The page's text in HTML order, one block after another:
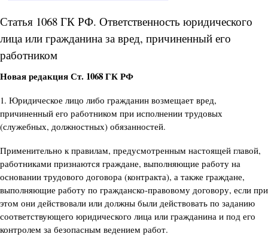
Статья 1068 ГК РФ. Ответственность юридического
лица или гражданина за вред, причиненный его
работником
Новая редакция Ст. 1068 ГК РФ
1. Юридическое лицо либо гражданин возмещает вред,
причиненный его работником при исполнении трудовых
(служебных, должностных) обязанностей.
Применительно к правилам, предусмотренным настоящей главой,
работниками признаются граждане, выполняющие работу на
основании трудового договора (контракта), а также граждане,
выполняющие работу по гражданско-правовому договору, если при
этом они действовали или должны были действовать по заданию
соответствующего юридического лица или гражданина и под его
контролем за безопасным ведением работ.